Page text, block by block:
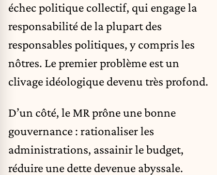
échec politique collectif, qui engage la
responsabilité de la plupart des
responsables politiques, y compris les
nôtres. Le premier problème est un
clivage idéologique devenu très profond.
D’un côté, le MR prône une bonne
gouvernance : rationaliser les
administrations, assainir le budget,
réduire une dette devenue abyssale.